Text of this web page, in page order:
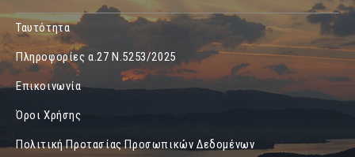
Ταυτότητα
Πληροφορίες α.27 Ν.5253/2025
Επικοινωνία
Όροι Χρήσης
Πολιτική Προτασίας Προσωπικών Δεδομένων